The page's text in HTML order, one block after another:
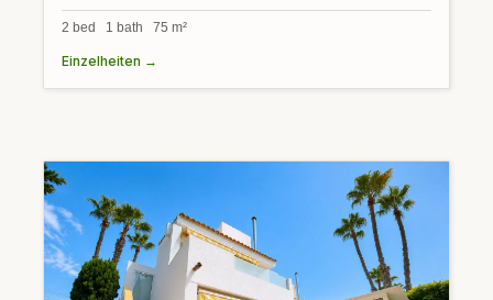
2 bed 1 bath 75 m²
Einzelheiten →